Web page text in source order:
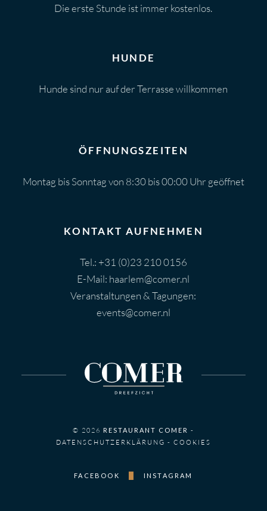
Die erste Stunde ist immer kostenlos.
HUNDE
Hunde sind nur auf der Terrasse willkommen
ÖFFNUNGSZEITEN
Montag bis Sonntag von 8:30 bis 00:00 Uhr geöffnet
KONTAKT AUFNEHMEN
Tel.: +31 (0)23 210 0156
E-Mail: haarlem@comer.nl
Veranstaltungen & Tagungen:
events@comer.nl
© 2026 RESTAURANT COMER -
DATENSCHUTZERKLÄRUNG - COOKIES
FACEBOOK INSTAGRAM